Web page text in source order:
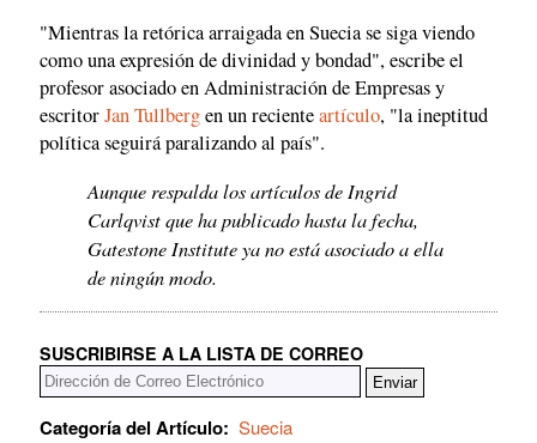
"Mientras la retórica arraigada en Suecia se siga viendo
como una expresión de divinidad y bondad", escribe el
profesor asociado en Administración de Empresas y
escritorJan Tullbergen un recienteartículo, "la ineptitud
política seguirá paralizando al país".
Aunque respalda los artículos de Ingrid
Carlqvist que ha publicado hasta la fecha,
Gatestone Institute ya no está asociado a ella
de ningún modo.
SUSCRIBIRSE A LA LISTA DE CORREO
Categoría del Artículo: Suecia